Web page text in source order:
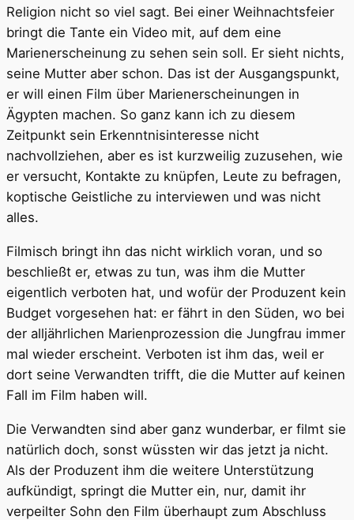
Religion nicht so viel sagt. Bei einer Weihnachtsfeier
bringt die Tante ein Video mit, auf dem eine
Marienerscheinung zu sehen sein soll. Er sieht nichts,
seine Mutter aber schon. Das ist der Ausgangspunkt,
er will einen Film über Marienerscheinungen in
Ägypten machen. So ganz kann ich zu diesem
Zeitpunkt sein Erkenntnisinteresse nicht
nachvollziehen, aber es ist kurzweilig zuzusehen, wie
er versucht, Kontakte zu knüpfen, Leute zu befragen,
koptische Geistliche zu interviewen und was nicht
alles.
Filmisch bringt ihn das nicht wirklich voran, und so
beschließt er, etwas zu tun, was ihm die Mutter
eigentlich verboten hat, und wofür der Produzent kein
Budget vorgesehen hat: er fährt in den Süden, wo bei
der alljährlichen Marienprozession die Jungfrau immer
mal wieder erscheint. Verboten ist ihm das, weil er
dort seine Verwandten trifft, die die Mutter auf keinen
Fall im Film haben will.
Die Verwandten sind aber ganz wunderbar, er filmt sie
natürlich doch, sonst wüssten wir das jetzt ja nicht.
Als der Produzent ihm die weitere Unterstützung
aufkündigt, springt die Mutter ein, nur, damit ihr
verpeilter Sohn den Film überhaupt zum Abschluss